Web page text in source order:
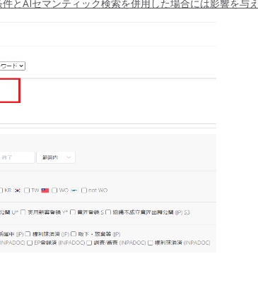
とAIセマンティック検索を併用した場合には影響を与え